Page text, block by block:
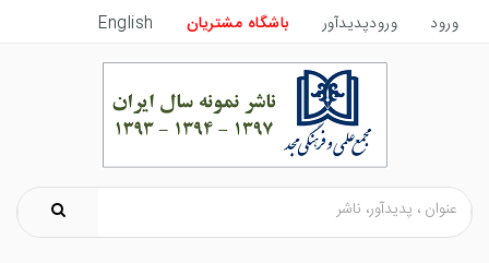
ورود ورودپدیدآور باشگاه مشتریان English